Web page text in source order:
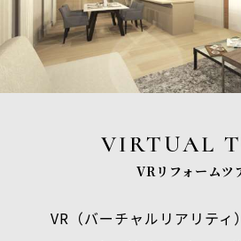
VIRTUAL
VRリフォームツ
VR（バーチャルリアリティ